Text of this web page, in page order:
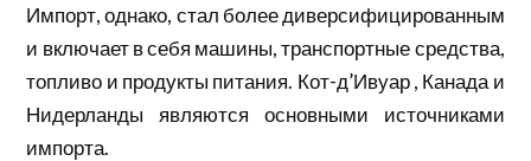
Импорт, однако, стал более диверсифицированным
и включает в себя машины, транспортные средства,
топливо и продукты питания. Кот-д’Ивуар , Канада и
Нидерланды являются основными источниками
импорта.